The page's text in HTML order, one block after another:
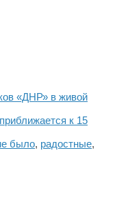
«ДНР» в живой
к 15
было, радостные,